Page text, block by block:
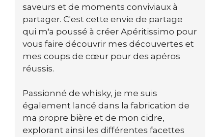
saveurs et de moments conviviaux à
partager. C'est cette envie de partage
qui m'a poussé à créer Apéritissimo pour
vous faire découvrir mes découvertes et
mes coups de cœur pour des apéros
réussis.
Passionné de whisky, je me suis
également lancé dans la fabrication de
ma propre bière et de mon cidre,
explorant ainsi les différentes facettes